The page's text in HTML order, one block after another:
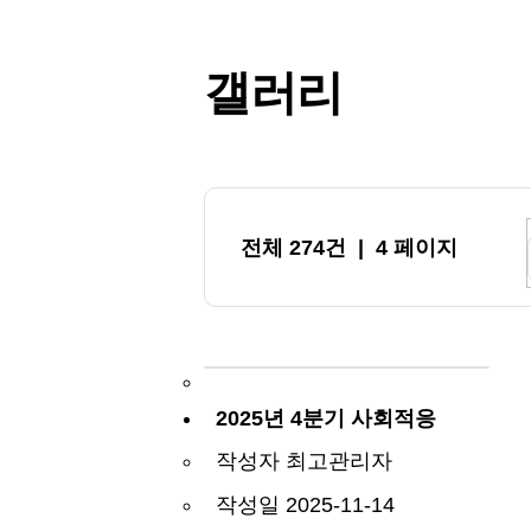
갤러리
전체 274건 | 4 페이지
2025년 4분기 사회적응
프로그램 (가을제철음식
대하구이 체험하기)
작성자 최고관리자
작성일 2025-11-14